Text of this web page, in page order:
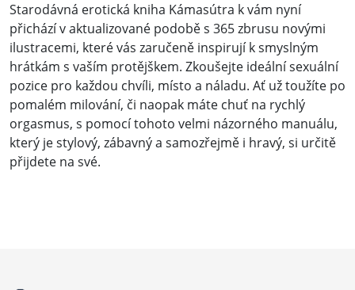
Starodávná erotická kniha Kámasútra k vám nyní
přichází v aktualizované podobě s 365 zbrusu novými
ilustracemi, které vás zaručeně inspirují k smyslným
hrátkám s vaším protějškem. Zkoušejte ideální sexuální
pozice pro každou chvíli, místo a náladu. Ať už toužíte po
pomalém milování, či naopak máte chuť na rychlý
orgasmus, s pomocí tohoto velmi názorného manuálu,
který je stylový, zábavný a samozřejmě i hravý, si určitě
přijdete na své.